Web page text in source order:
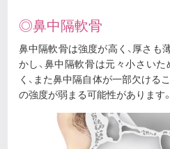
◎鼻中隔軟骨
鼻中隔軟骨は強度が高く、厚さも
かし、鼻中隔軟骨は元々小さい
く、また鼻中隔自体が一部欠ける
の強度が弱まる可能性があります。